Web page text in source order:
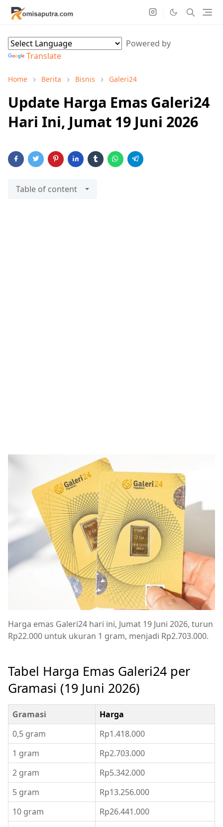
Powered by
Translate
Home Berita Bisnis Galeri24
Update Harga Emas Galeri24
Hari Ini, Jumat 19 Juni 2026
Table of content
Harga emas Galeri24 hari ini, Jumat 19 Juni 2026, turun
Rp22.000 untuk ukuran 1 gram, menjadi Rp2.703.000.
Tabel Harga Emas Galeri24 per
Gramasi (19 Juni 2026)
Gramasi
Harga
0,5 gram
Rp1.418.000
1 gram
Rp2.703.000
2 gram
Rp5.342.000
5 gram
Rp13.256.000
10 gram
Rp26.441.000